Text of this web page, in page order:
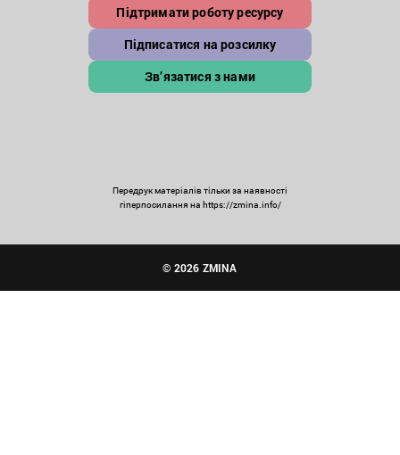
Підтримати роботу ресурсу
Підписатися на розсилку
Зв’язатися з нами
Передрук матеріалів тільки за наявності
гіперпосилання на https://zmina.info/
© 2026 ZMINA